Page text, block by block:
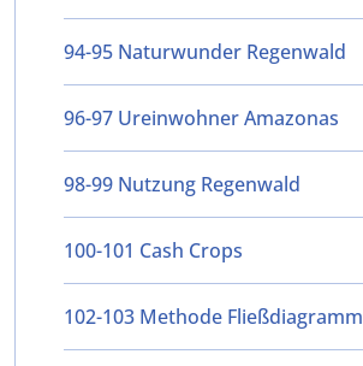
94-95 Naturwunder Regenwald
96-97 Ureinwohner Amazonas
98-99 Nutzung Regenwald
100-101 Cash Crops
102-103 Methode Fließdiagramm